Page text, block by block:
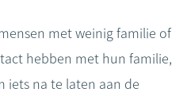
met weinig familie of
hebben met hun familie,
iets na te laten aan de